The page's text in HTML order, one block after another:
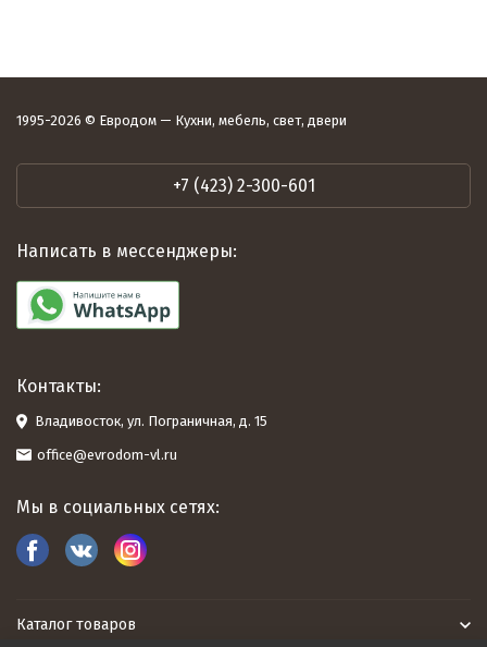
1995-2026 © Евродом — Кухни, мебель, свет, двери
+7 (423) 2-300-601
Написать в мессенджеры:
Контакты:
Владивосток, ул. Пограничная, д. 15
office@evrodom-vl.ru
Мы в социальных сетях:
Каталог товаров